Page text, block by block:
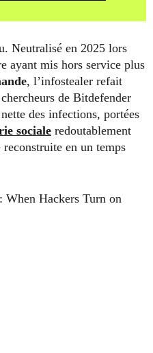
Neutralisé en 2025 lors
ayant mis hors service plus
, l’infostealer refait
de Bitdefender
des infections, portées
sociale redoutablement
en un temps